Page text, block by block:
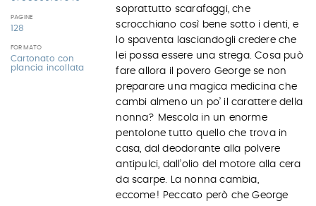
PAGINE
128
FORMATO
Cartonato con
plancia incollata
soprattutto scarafaggi, che
scrocchiano così bene sotto i denti, e
lo spaventa lasciandogli credere che
lei possa essere una strega. Cosa può
fare allora il povero George se non
preparare una magica medicina che
cambi almeno un po’ il carattere della
nonna? Mescola in un enorme
pentolone tutto quello che trova in
casa, dal deodorante alla polvere
antipulci, dall’olio del motore alla cera
da scarpe. La nonna cambia,
eccome! Peccato però che George